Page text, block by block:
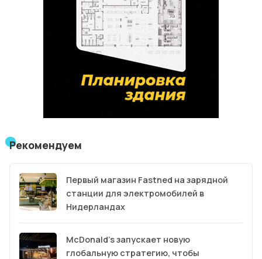
Рекомендуем
Первый магазин Fastned на зарядной
станции для электромобилей в
Нидерландах
McDonald’s запускает новую
глобальную стратегию, чтобы